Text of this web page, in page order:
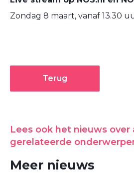
Zondag 8 maart, vanaf 13.30
Terug
Lees ook het nieuws over
gerelateerde
Meer nieuws